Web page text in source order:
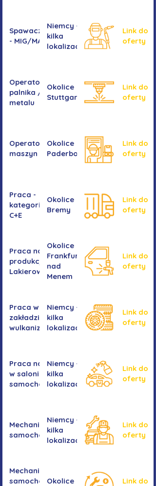
Spawacz/spawaczka
- MIG/MAG/TIG
Niemcy -
kilka
lokalizacji
Link do
oferty
Operator/operatorka
palnika / Cięcie
metalu
Okolice
Stuttgartu
Link do
oferty
Operator/operatorka
maszyn CNC
Okolice
Paderborn
Link do
oferty
Praca -
kategoria
C+E
Okolice
Bremy
Link do
oferty
Praca na
produkcji -
Lakierowanie
Okolice
Frankfurtu
nad
Menem
Link do
oferty
Praca w
zakładzie
wulkanizacyjnym
Niemcy -
kilka
lokalizacji
Link do
oferty
Praca na myjni
w salonie
samochodowym
Niemcy -
kilka
lokalizacji
Link do
oferty
Mechanika
samochodowa
Niemcy -
kilka
lokalizacji
Link do
oferty
Mechanika
samochodowa
Okolice
Link do